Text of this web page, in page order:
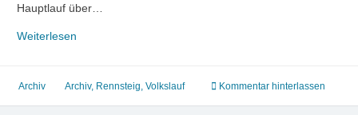
Hauptlauf über…
Weiterlesen
Archiv Archiv, Rennsteig Volkslauf Kommentar hinterlassen